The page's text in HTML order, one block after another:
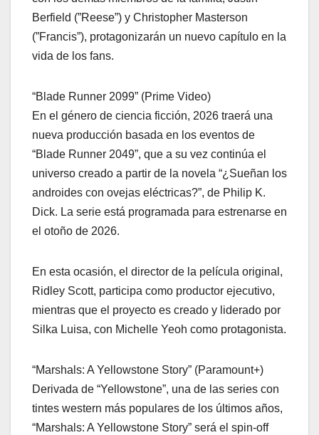
Berfield (”Reese”) y Christopher Masterson
(”Francis”), protagonizarán un nuevo capítulo en la
vida de los fans.
“Blade Runner 2099” (Prime Video)
En el género de ciencia ficción, 2026 traerá una
nueva producción basada en los eventos de
“Blade Runner 2049”, que a su vez continúa el
universo creado a partir de la novela “¿Sueñan los
androides con ovejas eléctricas?”, de Philip K.
Dick. La serie está programada para estrenarse en
el otoño de 2026.
En esta ocasión, el director de la película original,
Ridley Scott, participa como productor ejecutivo,
mientras que el proyecto es creado y liderado por
Silka Luisa, con Michelle Yeoh como protagonista.
“Marshals: A Yellowstone Story” (Paramount+)
Derivada de “Yellowstone”, una de las series con
tintes western más populares de los últimos años,
“Marshals: A Yellowstone Story” será el spin-off